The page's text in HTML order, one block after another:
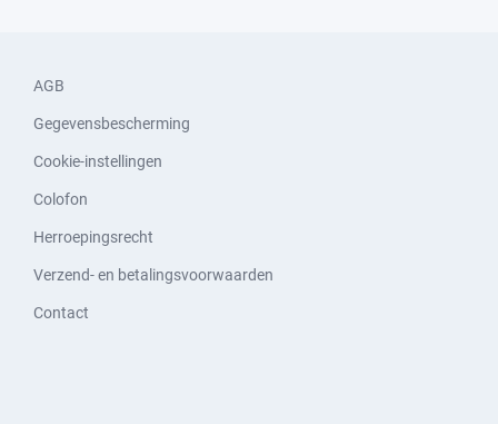
AGB
Gegevensbescherming
Cookie-instellingen
Colofon
Herroepingsrecht
Verzend- en betalingsvoorwaarden
Contact